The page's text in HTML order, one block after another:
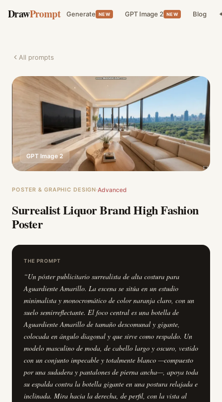
DrawPrompt Generate NEW GPT Image 2 NEW Blog
All prompts
GPT Image 2
POSTER & GRAPHIC DESIGN Advanced
Surrealist Liquor Brand High Fashion
Poster
THE PROMPT
“Un póster publicitario surrealista de alta costura para
Aguardiente Amarillo. La escena se sitúa en un estudio
minimalista y monocromático de color naranja claro, con un
suelo semirreflectante. El foco central es una botella de
Aguardiente Amarillo de tamaño descomunal y gigante,
colocada en ángulo diagonal y que sirve como respaldo. Un
modelo masculino de moda, de cabello largo y oscuro, vestido
con un conjunto impecable y totalmente blanco —compuesto
por una sudadera y pantalones de pierna ancha—, apoya toda
su espalda contra la botella gigante en una postura relajada e
inclinada. Mira hacia la derecha, de perfil, con la vista al